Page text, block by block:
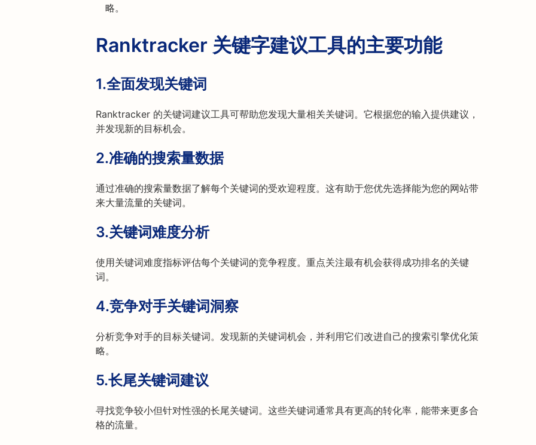
略。
Ranktracker 关键字建议工具的主要功能
1.全面发现关键词
Ranktracker 的关键词建议工具可帮助您发现大量相关关键词。它根据您的输入提供建议，
并发现新的目标机会。
2.准确的搜索量数据
通过准确的搜索量数据了解每个关键词的受欢迎程度。这有助于您优先选择能为您的网站带
来大量流量的关键词。
3.关键词难度分析
使用关键词难度指标评估每个关键词的竞争程度。重点关注最有机会获得成功排名的关键
词。
4.竞争对手关键词洞察
分析竞争对手的目标关键词。发现新的关键词机会，并利用它们改进自己的搜索引擎优化策
略。
5.长尾关键词建议
寻找竞争较小但针对性强的长尾关键词。这些关键词通常具有更高的转化率，能带来更多合
格的流量。